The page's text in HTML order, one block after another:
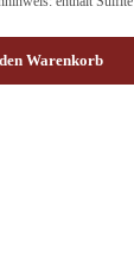
Warenkorb